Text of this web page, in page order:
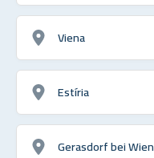
Viena
Estíria
Gerasdorf bei Wien